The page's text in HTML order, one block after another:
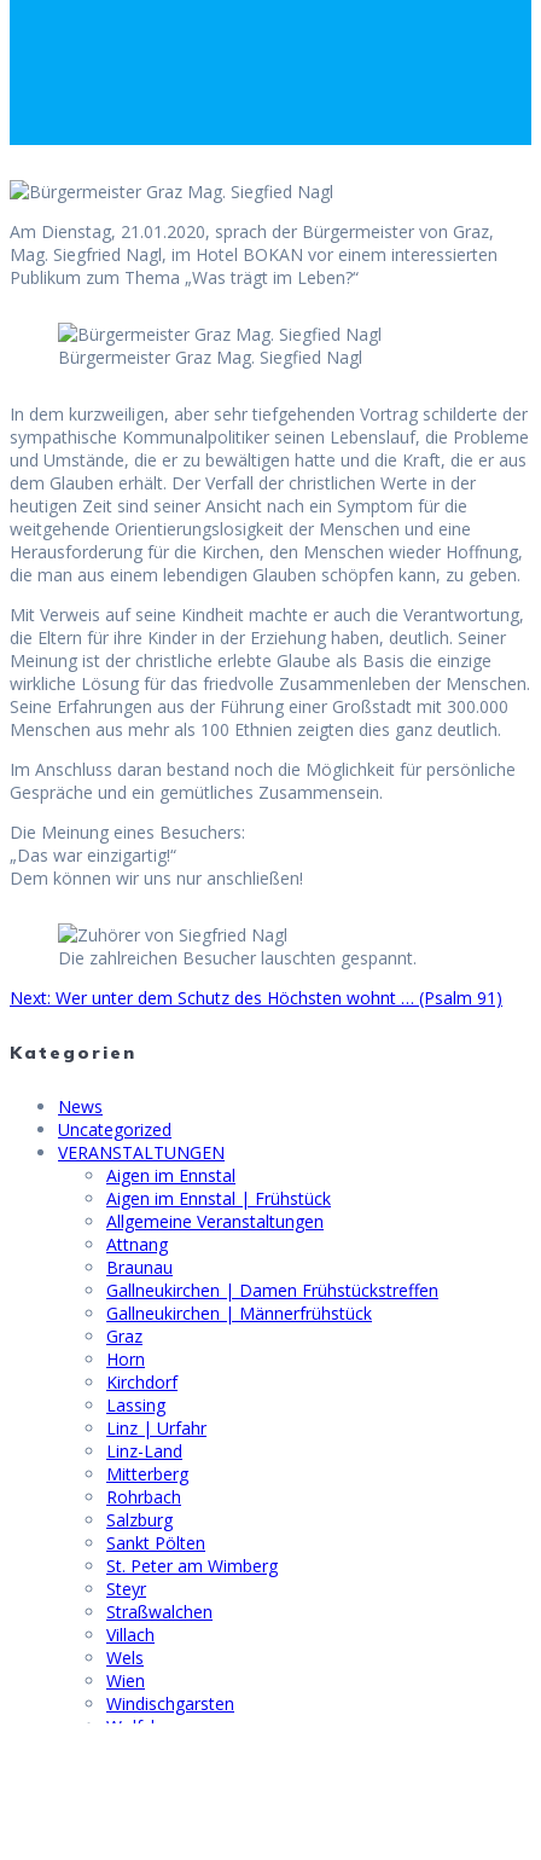
Am Dienstag, 21.01.2020, sprach der Bürgermeister von Graz,
Mag. Siegfried Nagl, im Hotel BOKAN vor einem interessierten
Publikum zum Thema „Was trägt im Leben?“
Bürgermeister Graz Mag. Siegfied Nagl
In dem kurzweiligen, aber sehr tiefgehenden Vortrag schilderte der
sympathische Kommunalpolitiker seinen Lebenslauf, die Probleme
und Umstände, die er zu bewältigen hatte und die Kraft, die er aus
dem Glauben erhält. Der Verfall der christlichen Werte in der
heutigen Zeit sind seiner Ansicht nach ein Symptom für die
weitgehende Orientierungslosigkeit der Menschen und eine
Herausforderung für die Kirchen, den Menschen wieder Hoffnung,
die man aus einem lebendigen Glauben schöpfen kann, zu geben.
Mit Verweis auf seine Kindheit machte er auch die Verantwortung,
die Eltern für ihre Kinder in der Erziehung haben, deutlich. Seiner
Meinung ist der christliche erlebte Glaube als Basis die einzige
wirkliche Lösung für das friedvolle Zusammenleben der Menschen.
Seine Erfahrungen aus der Führung einer Großstadt mit 300.000
Menschen aus mehr als 100 Ethnien zeigten dies ganz deutlich.
Im Anschluss daran bestand noch die Möglichkeit für persönliche
Gespräche und ein gemütliches Zusammensein.
Die Meinung eines Besuchers:
„Das war einzigartig!“
Dem können wir uns nur anschließen!
Die zahlreichen Besucher lauschten gespannt.
Beitragsnavigation
Next: Next
Wer unter dem Schutz des Höchsten wohnt … (Psalm 91)
Kategorien
News
Uncategorized
VERANSTALTUNGEN
Aigen im Ennstal
Aigen im Ennstal | Frühstück
Allgemeine Veranstaltungen
Attnang
Braunau
Gallneukirchen | Damen Frühstückstreffen
Gallneukirchen | Männerfrühstück
Graz
Horn
Kirchdorf
Lassing
Linz | Urfahr
Linz-Land
Mitterberg
Rohrbach
Salzburg
Sankt Pölten
St. Peter am Wimberg
Steyr
Straßwalchen
Villach
Wels
Wien
Windischgarsten
Wolfsberg